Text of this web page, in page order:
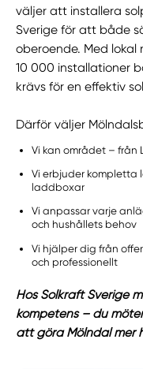
väljer att installera
Sverige för att både
oberoende. Med lokal
10 000 installationer
krävs för en effektiv
Därför väljer
Vi kan området – från
Vi erbjuder kompletta
laddboxar
Vi anpassar varje
och hushållets behov
Vi hjälper dig från
och professionellt
Hos Solkraft Sverige
kompetens – du
att göra Mölndal mer